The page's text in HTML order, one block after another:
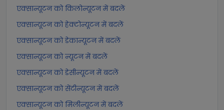
एक्सान्यूटन को किलोन्यूटन में बदलें
एक्सान्यूटन को हेक्टोन्यूटन में बदलें
एक्सान्यूटन को डेकान्यूटन में बदलें
एक्सान्यूटन को न्यूटन में बदलें
एक्सान्यूटन को डेसीन्यूटन में बदलें
एक्सान्यूटन को सेंटीन्यूटन में बदलें
एक्सान्यूटन को मिलीन्यूटन में बदलें